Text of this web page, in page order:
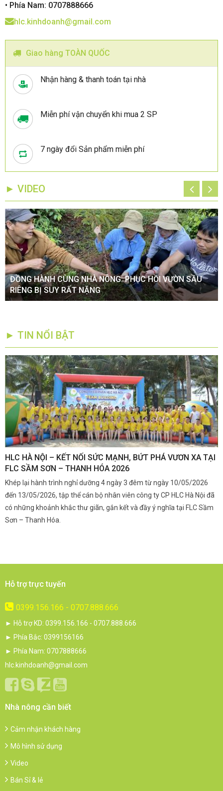
• Phía Nam: 0707888666
hlc.kinhdoanh@gmail.com
Giao hàng TOÀN QUỐC
Nhận hàng & thanh toán tại nhà
Miễn phí vận chuyển khi mua 2 SP
7 ngày đổi Sản phẩm miễn phí
► VIDEO
ĐỒNG HÀNH CÙNG NHÀ NÔNG: PHỤC HỒI VƯỜN SẦU
RIÊNG BỊ SUY RẤT NẶNG
► TIN NỔI BẬT
HLC HÀ NỘI – KẾT NỐI SỨC MẠNH, BỨT PHÁ VƯƠN XA TẠI
FLC SẦM SƠN – THANH HÓA 2026
Khép lại hành trình nghỉ dưỡng 4 ngày 3 đêm từ ngày 10/05/2026
đến 13/05/2026, tập thể cán bộ nhân viên công ty CP HLC Hà Nội đã
có những khoảnh khắc thư giãn, gắn kết và đầy ý nghĩa tại FLC Sầm
Sơn – Thanh Hóa.
Hỗ trợ trực tuyến
0399.156.166 - 0707.888.666
► Hỗ trợ KD: 0399.156.166 - 0707.888.666
► Phía Bắc: 0399156166
► Phía Nam: 0707888666
hlc.kinhdoanh@gmail.com
Nhà nông cần biết
Cảm nhận khách hàng
Mô hình sử dụng
Video
Bán Sỉ & lẻ